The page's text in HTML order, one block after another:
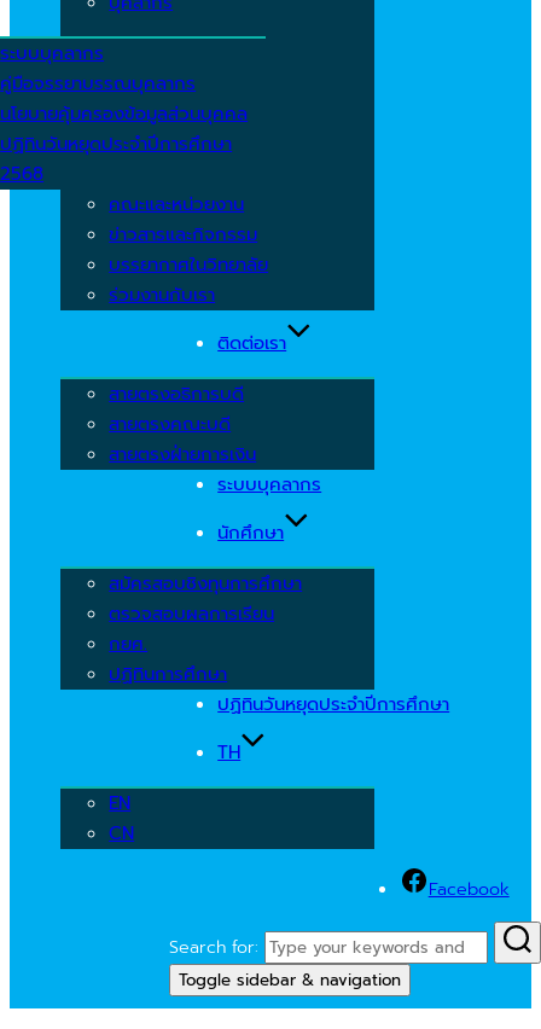
ระบบบุคลากร
คู่มือจรรยาบรรณบุคลากร
นโยบายคุ้มครองข้อมูลส่วนบุคคล
ปฏิทินวันหยุดประจำปีการศึกษา
2568
คณะและหน่วยงาน
ข่าวสารและกิจกรรม
บรรยากาศในวิทยาลัย
ร่วมงานกับเรา
ติดต่อเรา
สายตรงอธิการบดี
สายตรงคณะบดี
สายตรงฝ่ายการเงิน
ระบบบุคลากร
นักศึกษา
สมัครสอบชิงทุนการศึกษา
ตรวจสอบผลการเรียน
กยศ.
ปฏิทินการศึกษา
ปฏิทินวันหยุดประจำปีการศึกษา
TH
EN
CN
Facebook
Search for:
Toggle sidebar & navigation